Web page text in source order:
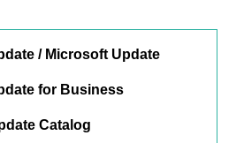
/ Microsoft Update
for Business
Catalog